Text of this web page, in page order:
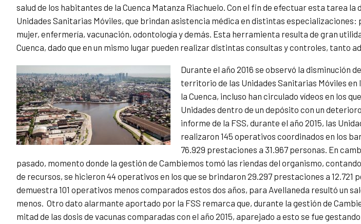
salud de los habitantes de la Cuenca Matanza Riachuelo. Con el fin de efectuar esta tarea la
Unidades Sanitarias Móviles, que brindan asistencia médica en distintas especializaciones:
mujer, enfermería, vacunación, odontología y demás. Esta herramienta resulta de gran
Cuenca, dado que en un mismo lugar pueden realizar distintas consultas y controles, tanto
Durante el año 2016 se observó la disminución
territorio de las Unidades Sanitarias Móviles
la Cuenca, incluso han circulado vídeos en los
Unidades dentro de un depósito con un
informe de la FSS, durante el año 2015, las
realizaron 145 operativos coordinados en los
76.929 prestaciones a 31.967 personas. En
pasado, momento donde la gestión de Cambiemos tomó las riendas del organismo,
de recursos, se hicieron 44 operativos en los que se brindaron 29.297 prestaciones a 12.721
demuestra 101 operativos menos comparados estos dos años, para Avellaneda resultó un
menos. Otro dato alarmante aportado por la FSS remarca que, durante la gestión de
mitad de las dosis de vacunas comparadas con el año 2015, aparejado a esto se fue